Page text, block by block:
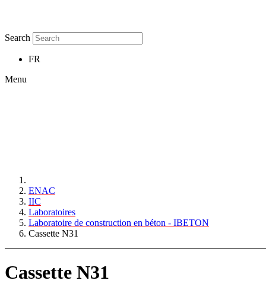
Search
FR
Menu
ENAC
IIC
Laboratoires
Laboratoire de construction en béton - IBETON
Cassette N31
Cassette N31